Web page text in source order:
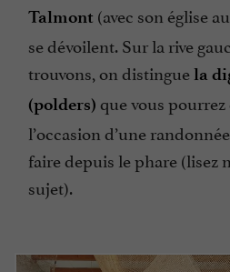
Talmont (avec son église
se dévoilent. Sur la rive
trouvons, on distinguela
(polders) que vous
l’occasion d’une
faire depuis le phare (lisez
sujet).